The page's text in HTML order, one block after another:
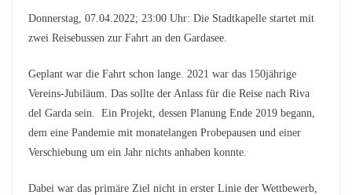
Donnerstag, 07.04.2022; 23:00 Uhr: Die Stadtkapelle startet mit
zwei Reisebussen zur Fahrt an den Gardasee.
Geplant war die Fahrt schon lange. 2021 war das 150jährige
Vereins-Jubiläum. Das sollte der Anlass für die Reise nach Riva
del Garda sein. Ein Projekt, dessen Planung Ende 2019 begann,
dem eine Pandemie mit monatelangen Probepausen und einer
Verschiebung um ein Jahr nichts anhaben konnte.
Dabei war das primäre Ziel nicht in erster Linie der Wettbewerb,